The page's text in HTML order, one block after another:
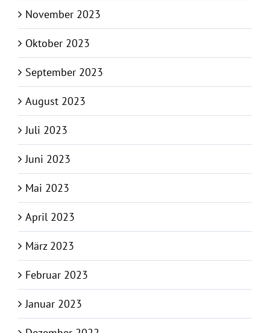
November 2023
Oktober 2023
September 2023
August 2023
Juli 2023
Juni 2023
Mai 2023
April 2023
März 2023
Februar 2023
Januar 2023